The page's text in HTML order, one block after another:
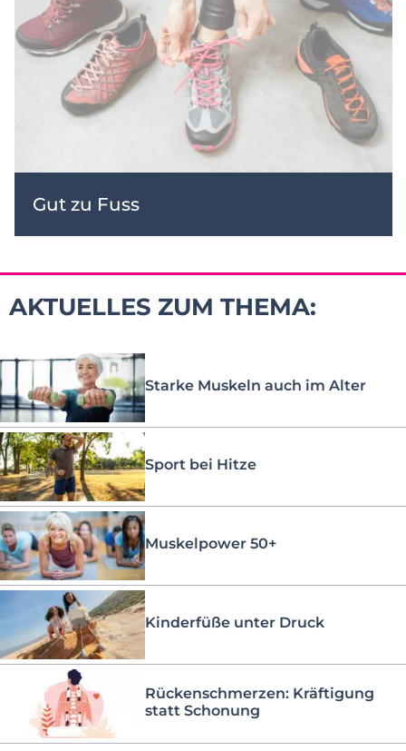
Gut zu Fuss
AKTUELLES ZUM THEMA:
Starke Muskeln auch im Alter
Sport bei Hitze
Muskelpower 50+
Kinderfüße unter Druck
Rückenschmerzen: Kräftigung
statt Schonung